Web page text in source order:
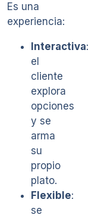
Es una
experiencia:
Interactiva:
el
cliente
explora
opciones
y se
arma
su
propio
plato.
Flexible:
se